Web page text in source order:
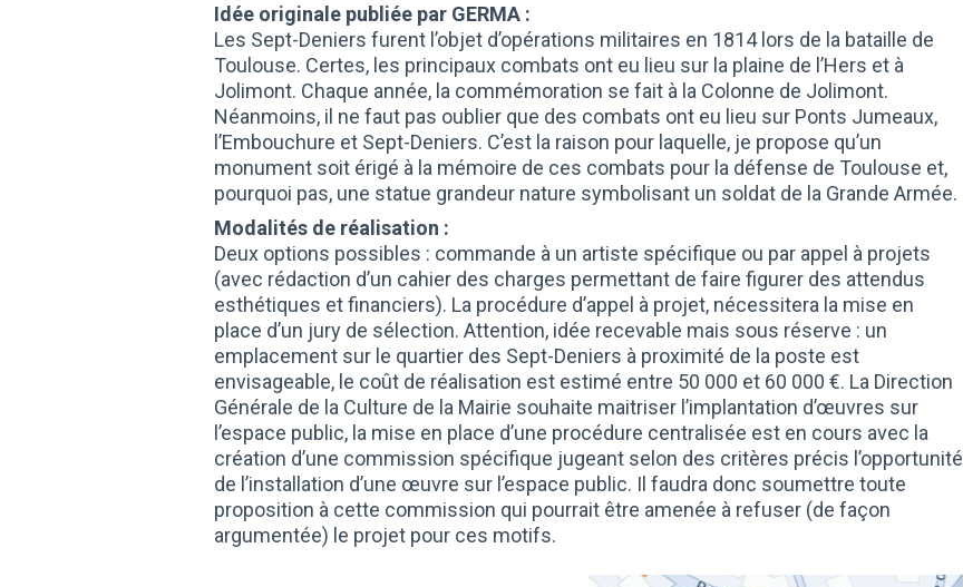
Idée originale publiée par GERMA :
Les Sept-Deniers furent l’objet d’opérations militaires en 1814 lors de la bataille de
Toulouse. Certes, les principaux combats ont eu lieu sur la plaine de l’Hers et à
Jolimont. Chaque année, la commémoration se fait à la Colonne de Jolimont.
Néanmoins, il ne faut pas oublier que des combats ont eu lieu sur Ponts Jumeaux,
l’Embouchure et Sept-Deniers. C’est la raison pour laquelle, je propose qu’un
monument soit érigé à la mémoire de ces combats pour la défense de Toulouse et,
pourquoi pas, une statue grandeur nature symbolisant un soldat de la Grande Armée.
Modalités de réalisation :
Deux options possibles : commande à un artiste spécifique ou par appel à projets
(avec rédaction d’un cahier des charges permettant de faire figurer des attendus
esthétiques et financiers). La procédure d’appel à projet, nécessitera la mise en
place d’un jury de sélection. Attention, idée recevable mais sous réserve : un
emplacement sur le quartier des Sept-Deniers à proximité de la poste est
envisageable, le coût de réalisation est estimé entre 50 000 et 60 000 €. La Direction
Générale de la Culture de la Mairie souhaite maitriser l’implantation d’œuvres sur
l’espace public, la mise en place d’une procédure centralisée est en cours avec la
création d’une commission spécifique jugeant selon des critères précis l’opportunité
de l’installation d’une œuvre sur l’espace public. Il faudra donc soumettre toute
proposition à cette commission qui pourrait être amenée à refuser (de façon
argumentée) le projet pour ces motifs.